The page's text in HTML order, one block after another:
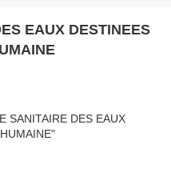
EAUX DESTINEES